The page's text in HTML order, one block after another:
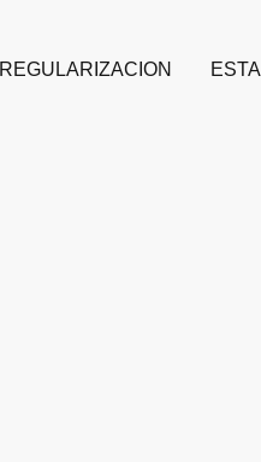
REGULARIZACION ESTA